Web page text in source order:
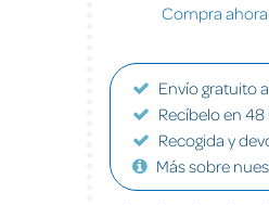
Compra
Envío gratuito
Recíbelo en
Recogida y
Más sobre